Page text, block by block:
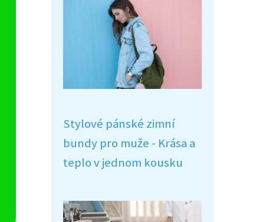
Stylové pánské zimní
bundy pro muže - Krása a
teplo v jednom kousku